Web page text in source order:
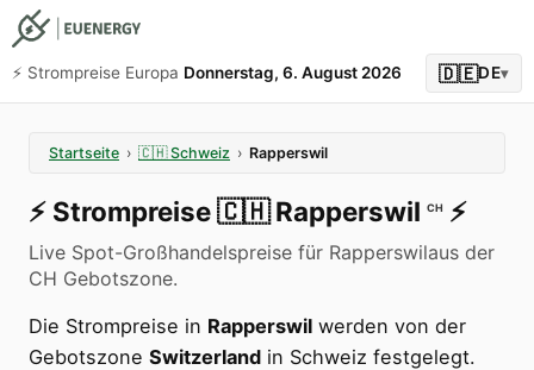
⚡️ Strompreise Europa Donnerstag, 6. August 2026 🇩🇪DE▾
Startseite › 🇨🇭 Schweiz › Rapperswil
⚡️ Strompreise🇨🇭 Rapperswil CH ⚡️
Live Spot-Großhandelspreise für Rapperswilaus der
CH Gebotszone.
Die Strompreise in Rapperswil werden von der
Gebotszone Switzerland in Schweiz festgelegt.